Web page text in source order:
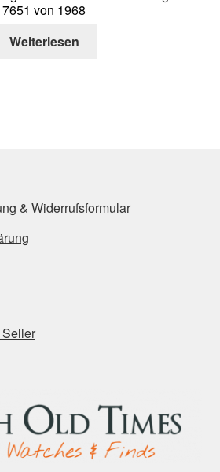
7651 von 1968
Weiterlesen
& Widerrufsformular